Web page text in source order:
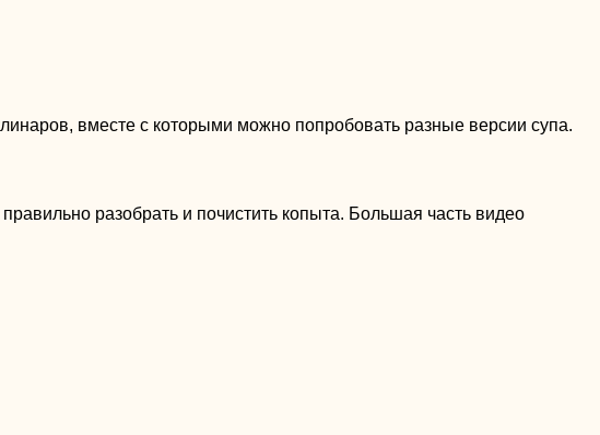
вместе с которыми можно попробовать разные версии супа.
разобрать и почистить копыта. Большая часть видео